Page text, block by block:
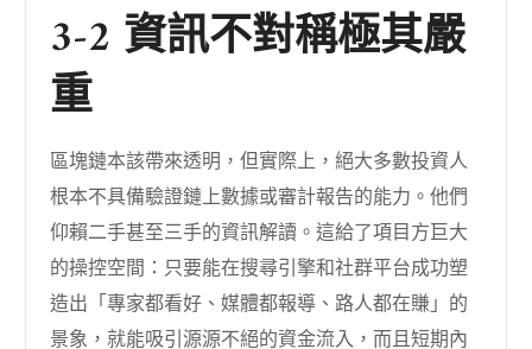
3-2 資訊不對稱極其嚴
重
區塊鏈本該帶來透明，但實際上，絕大多數投資人
根本不具備驗證鏈上數據或審計報告的能力。他們
仰賴二手甚至三手的資訊解讀。這給了項目方巨大
的操控空間：只要能在搜尋引擎和社群平台成功塑
造出「專家都看好、媒體都報導、路人都在賺」的
景象，就能吸引源源不絕的資金流入，而且短期內